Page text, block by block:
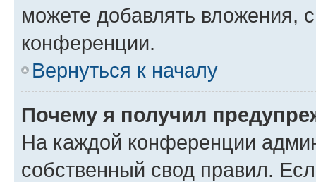
можете добавлять вложения,
конференции.
Вернуться к началу
Почему я получил
На каждой конференции
собственный свод правил.